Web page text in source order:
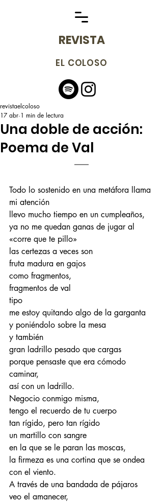
REVISTA
EL COLOSO
Una doble de acción:
Poema de Val
revistaelcoloso
17 abr 1 min de lectura
Todo lo sostenido en una metáfora llama
mi atención
llevo mucho tiempo en un cumpleaños,
ya no me quedan ganas de jugar al
«corre que te pillo»
las certezas a veces son
fruta madura en gajos
como fragmentos,
fragmentos de val
tipo
me estoy quitando algo de la garganta
y poniéndolo sobre la mesa
y también
gran ladrillo pesado que cargas
porque pensaste que era cómodo
caminar,
así con un ladrillo.
Negocio conmigo misma,
tengo el recuerdo de tu cuerpo
tan rígido, pero tan rígido
un martillo con sangre
en la que se le paran las moscas,
la firmeza es una cortina que se ondea
con el viento.
A través de una bandada de pájaros
veo el amanecer,